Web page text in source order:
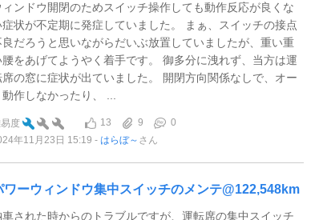
ィンドウ開閉のためスイッチ操作しても動作反応が良くな
症状が不定期に発症していました。 まぁ、スイッチの接点
良だろうと思いながらだいぶ放置していましたが、重い重
腰をあげてようやく着手です。 御多分に洩れず、当方は運
席の窓に症状が出ていました。 開閉方向関係なしで、オー
動作しなかったり、 ...
度 13 9
0
年11月23日 15:19
はらぼ～ さん
ワーウィンドウ集中スイッチのメンテ@122,548km
車された時からのトラブルですが、運転席の集中スイッチ